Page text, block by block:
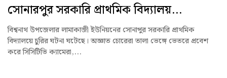
সোনারপুর সরকারি প্রাথমিক বিদ্যালয়...
বিশ্বনাথ উপজেলার লামাকাজী ইউনিয়নের সোনাপুর সরকারি প্রাথমিক
বিদ্যালয়ে চুরির ঘটনা ঘটেছে। অজ্ঞাত চোরেরা তালা ভেঙ্গে ভেতরে প্রবেশ
করে সিসিটিভি ক্যামেরা,...